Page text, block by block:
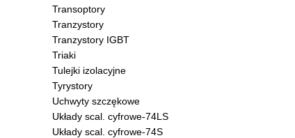
Transoptory
Tranzystory
Tranzystory IGBT
Triaki
Tulejki izolacyjne
Tyrystory
Uchwyty szczękowe
Układy scal. cyfrowe-74LS
Układy scal. cyfrowe-74S